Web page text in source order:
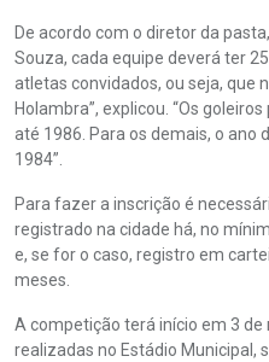
De acordo com o diretor da
Souza, cada equipe deverá ter
atletas convidados, ou seja, que
Holambra”, explicou. “Os
até 1986. Para os demais, o ano
1984”.
Para fazer a inscrição é
registrado na cidade há, no
e, se for o caso, registro em
meses.
A competição terá início em 3 de
realizadas no Estádio Municipal,